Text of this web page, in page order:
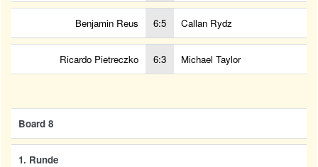
Benjamin Reus 6:5 Callan Rydz
Ricardo Pietreczko 6:3 Michael Taylor
Board 8
1. Runde